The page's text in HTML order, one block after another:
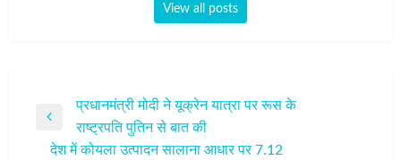
View all posts
नेविगेशन
Previous
Post
प्रधानमंत्री मोदी ने यूक्रेन यात्रा पर रूस के
राष्ट्रपति पुतिन से बात की
देश में कोयला उत्पादन सालाना आधार पर 7.12